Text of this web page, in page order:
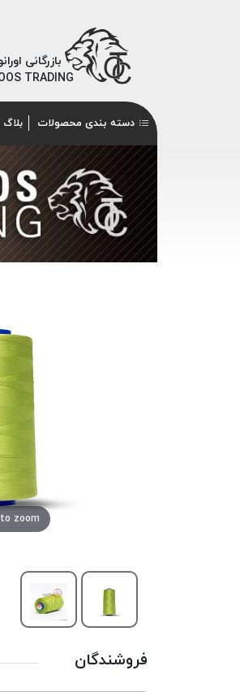
بازرگانی
TRADING
دسته بندی محصولات بلاگ
zoom
فروشندگان